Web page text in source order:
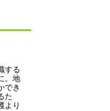
する
。地
でき
た
より